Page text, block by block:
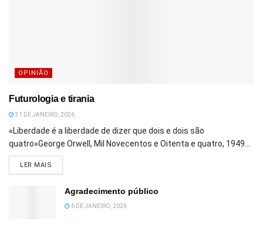
OPINIÃO
Futurologia e tirania
31 DE JANEIRO, 2026
«Liberdade é a liberdade de dizer que dois e dois são
quatro»George Orwell, Mil Novecentos e Oitenta e quatro, 1949...
LER MAIS
Agradecimento público
6 DE JANEIRO, 2026